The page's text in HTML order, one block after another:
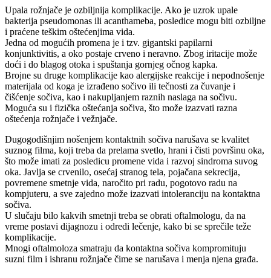
Upala rožnjače je ozbiljnija komplikacije. Ako je uzrok upale
bakterija pseudomonas ili acanthameba, posledice mogu biti ozbiljne
i praćene teškim oštećenjima vida.
Jedna od mogućih promena je i tzv. gigantski papilarni
konjunktivitis, a oko postaje crveno i neravno. Zbog iritacije može
doći i do blagog otoka i spuštanja gornjeg očnog kapka.
Brojne su druge komplikacije kao alergijske reakcije i nepodnošenje
materijala od koga je izrađeno sočivo ili tečnosti za čuvanje i
čišćenje sočiva, kao i nakupljanjem raznih naslaga na sočivu.
Moguća su i fizička oštećanja sočiva, što može izazvati razna
oštećenja rožnjače i vežnjače.
Dugogodišnjim nošenjem kontaktnih sočiva narušava se kvalitet
suznog filma, koji treba da prelama svetlo, hrani i čisti površinu oka,
što može imati za posledicu promene vida i razvoj sindroma suvog
oka. Javlja se crvenilo, osećaj stranog tela, pojačana sekrecija,
povremene smetnje vida, naročito pri radu, pogotovo radu na
kompjuteru, a sve zajedno može izazvati intoleranciju na kontaktna
sočiva.
U slučaju bilo kakvih smetnji treba se obrati oftalmologu, da na
vreme postavi dijagnozu i odredi lečenje, kako bi se sprečile teže
komplikacije.
Mnogi oftalmoloza smatraju da kontaktna sočiva kompromituju
suzni film i ishranu rožnjače čime se narušava i menja njena građa.